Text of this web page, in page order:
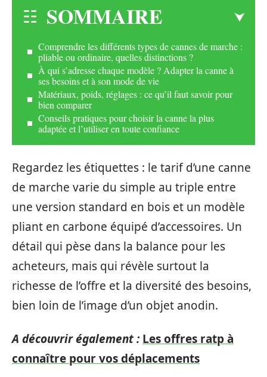
SOMMAIRE
Comprendre les différents types de cannes de marche :
pliable ou ordinaire, quelles distinctions ?
À qui s’adresse chaque modèle ? Adapter la canne à
ses besoins et à son mode de vie
Matériaux, poids, réglages : ce qu’il faut savoir pour
bien comparer
Conseils pratiques pour choisir la canne la plus
adaptée et l’utiliser en toute confiance
Regardez les étiquettes : le tarif d’une canne
de marche varie du simple au triple entre
une version standard en bois et un modèle
pliant en carbone équipé d’accessoires. Un
détail qui pèse dans la balance pour les
acheteurs, mais qui révèle surtout la
richesse de l’offre et la diversité des besoins,
bien loin de l’image d’un objet anodin.
A découvrir également : Les offres ratp à
connaître pour vos déplacements